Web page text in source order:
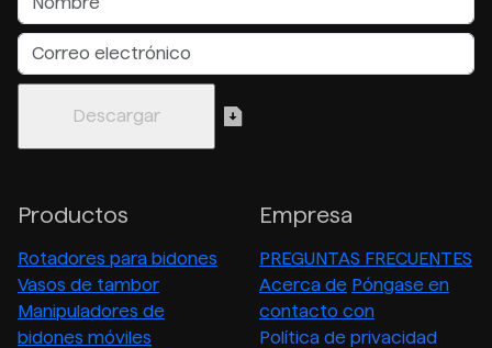
Productos
Rotadores para bidones
Vasos de tambor
Manipuladores de
bidones móviles
Empresa
PREGUNTAS FRECUENTES
Acerca de Póngase en
contacto con
Política de privacidad